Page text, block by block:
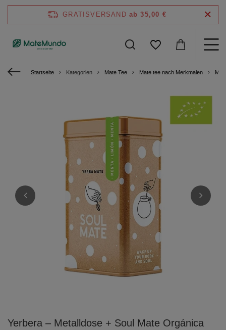
GRATISVERSAND ab 35,00 €
Startseite Kategorien Mate Tee Mate tee nach Merkmalen
Yerbera – Metalldose + Soul Mate Orgánica